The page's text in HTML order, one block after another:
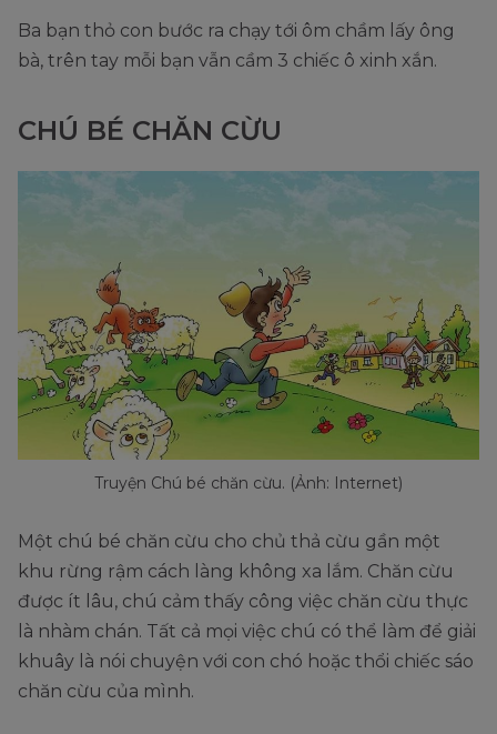
Ba bạn thỏ con bước ra chạy tới ôm chầm lấy ông
bà, trên tay mỗi bạn vẫn cầm 3 chiếc ô xinh xắn.
CHÚ BÉ CHĂN CỪU
Truyện Chú bé chăn cừu. (Ảnh: Internet)
Một chú bé chăn cừu cho chủ thả cừu gần một
khu rừng rậm cách làng không xa lắm. Chăn cừu
được ít lâu, chú cảm thấy công việc chăn cừu thực
là nhàm chán. Tất cả mọi việc chú có thể làm để giải
khuây là nói chuyện với con chó hoặc thổi chiếc sáo
chăn cừu của mình.